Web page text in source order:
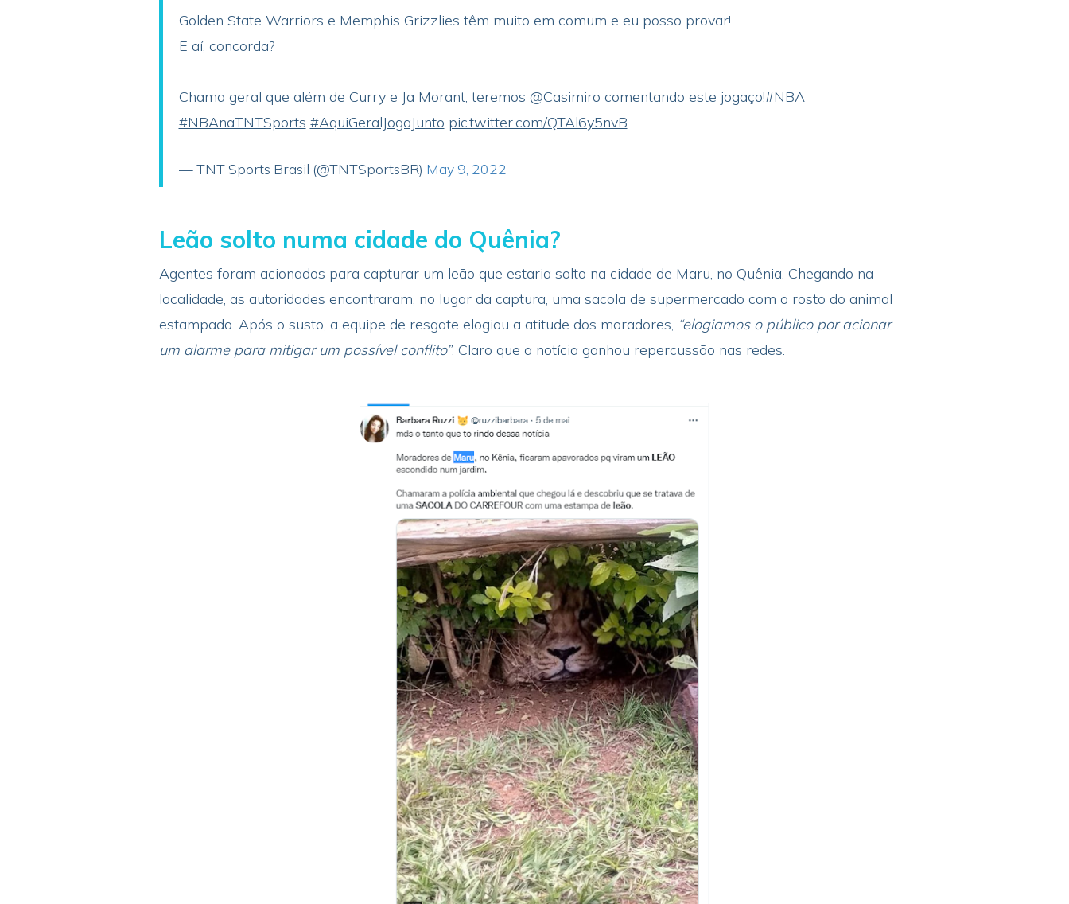
Golden State Warriors e Memphis Grizzlies têm muito em comum e eu posso provar!
E aí, concorda?
Chama geral que além de Curry e Ja Morant, teremos @Casimiro comentando este jogaço!#NBA
#NBAnaTNTSports #AquiGeralJogaJunto pic.twitter.com/QTAl6y5nvB
— TNT Sports Brasil (@TNTSportsBR) May 9, 2022
Leão solto numa cidade do Quênia?
Agentes foram acionados para capturar um leão que estaria solto na cidade de Maru, no Quênia. Chegando na
localidade, as autoridades encontraram, no lugar da captura, uma sacola de supermercado com o rosto do animal
estampado. Após o susto, a equipe de resgate elogiou a atitude dos moradores, “elogiamos o público por acionar
um alarme para mitigar um possível conflito”. Claro que a notícia ganhou repercussão nas redes.